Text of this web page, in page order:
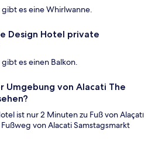
es eine Whirlwanne.
Design Hotel private
es einen Balkon.
Umgebung von Alacati The
ist nur 2 Minuten zu Fuß von Alaçatı
von Alacati Samstagsmarkt